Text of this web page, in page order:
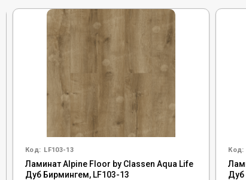
Код: LF103-13
Ламинат Alpine Floor by Classen Aqua Life
Дуб Бирмингем, LF103-13
Код:
Дуб